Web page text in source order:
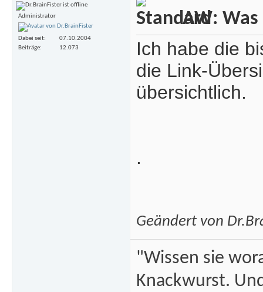
Administrator
Dabei seit
07.10.2004
Beiträge
12.073
AW: Was
Ich habe die
die Link-
übersichtlich.
.
Geändert von
"Wissen sie
Knackwurst.